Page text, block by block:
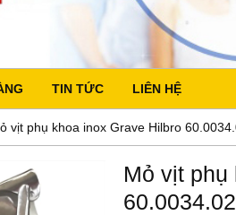
TIN TỨC LIÊN HỆ
vịt phụ khoa inox Grave Hilbro
Mỏ vịt phụ
60.0034.02